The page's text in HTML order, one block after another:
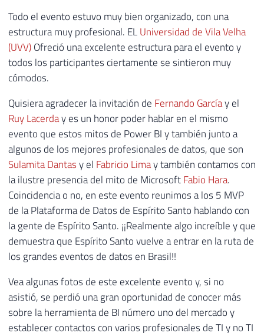
Todo el evento estuvo muy bien organizado, con una
estructura muy profesional. ELUniversidad de Vila Velha
(UVV)Ofreció una excelente estructura para el evento y
todos los participantes ciertamente se sintieron muy
cómodos.
Quisiera agradecer la invitación de Fernando Garcíay el
Ruy Lacerday es un honor poder hablar en el mismo
evento que estos mitos de Power BI y también junto a
algunos de los mejores profesionales de datos, que son
Sulamita Dantasy el Fabricio Limay también contamos con
la ilustre presencia del mito de MicrosoftFabio Hara.
Coincidencia o no, en este evento reunimos a los 5 MVP
de la Plataforma de Datos de Espírito Santo hablando con
la gente de Espírito Santo. ¡¡Realmente algo increíble y que
demuestra que Espírito Santo vuelve a entrar en la ruta de
los grandes eventos de datos en Brasil!!
Vea algunas fotos de este excelente evento y, si no
asistió, se perdió una gran oportunidad de conocer más
sobre la herramienta de BI número uno del mercado y
establecer contactos con varios profesionales de TI y no TI